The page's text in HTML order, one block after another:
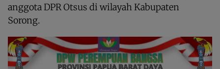
anggota DPR Otsus di wilayah Kabupaten
Sorong.